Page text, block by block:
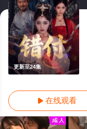
更新至24集
 在线观看